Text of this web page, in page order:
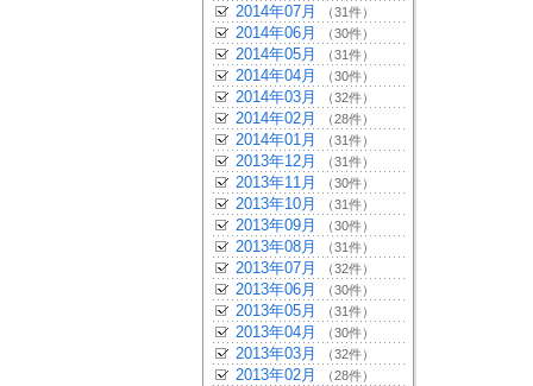
2014年07月 （31件）
2014年06月 （30件）
2014年05月 （31件）
2014年04月 （30件）
2014年03月 （32件）
2014年02月 （28件）
2014年01月 （31件）
2013年12月 （31件）
2013年11月 （30件）
2013年10月 （31件）
2013年09月 （30件）
2013年08月 （31件）
2013年07月 （32件）
2013年06月 （30件）
2013年05月 （31件）
2013年04月 （30件）
2013年03月 （32件）
2013年02月 （28件）